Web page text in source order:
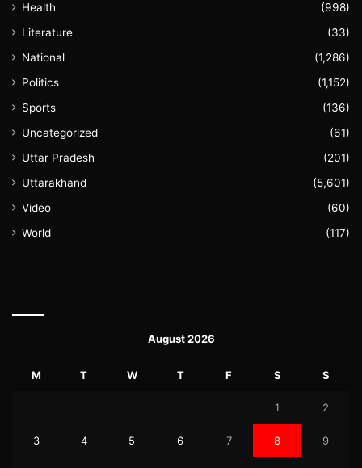
Health
(998)
Literature
(33)
National
(1,286)
Politics
(1,152)
Sports
(136)
Uncategorized
(61)
Uttar Pradesh
(201)
Uttarakhand
(5,601)
Video
(60)
World
(117)
August 2026
M T W T F S S
1 2
3 4 5 6 7 8 9